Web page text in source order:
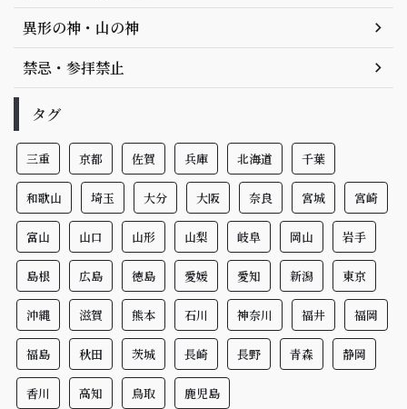
異形の神・山の神
禁忌・参拝禁止
タグ
三重 京都 佐賀 兵庫 北海道 千葉
和歌山 埼玉 大分 大阪 奈良 宮城 宮崎
富山 山口 山形 山梨 岐阜 岡山 岩手
島根 広島 徳島 愛媛 愛知 新潟 東京
沖縄 滋賀 熊本 石川 神奈川 福井 福岡
福島 秋田 茨城 長崎 長野 青森 静岡
香川 高知 鳥取 鹿児島